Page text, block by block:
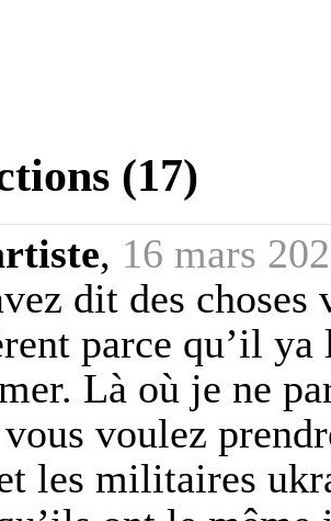
(17)
, 16 mars
dit des
parce qu’il
Là où je ne
voulez
les militaires